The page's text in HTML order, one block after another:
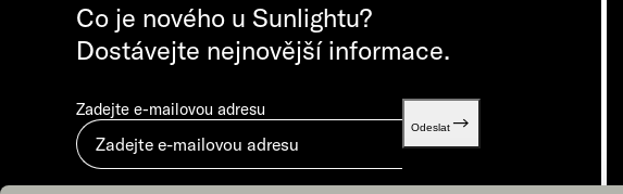
Co je nového u Sunlightu?
Dostávejte nejnovější informace.
Zadejte e-mailovou adresu
Odeslat